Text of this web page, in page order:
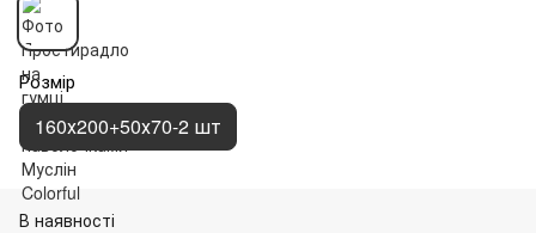
Розмір
160х200+50х70-2 шт
В наявності